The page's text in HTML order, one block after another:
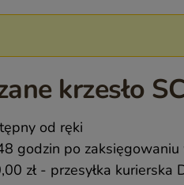
MEBLE BOHO
SAFFRON –
krzesło
od ręki
godzin po zaksięgowaniu
zł - przesyłka kurierska